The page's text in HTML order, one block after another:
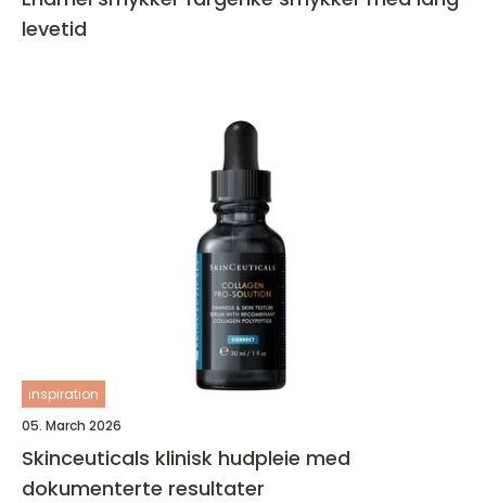
levetid
inspiration
05. March 2026
Skinceuticals klinisk hudpleie med
dokumenterte resultater